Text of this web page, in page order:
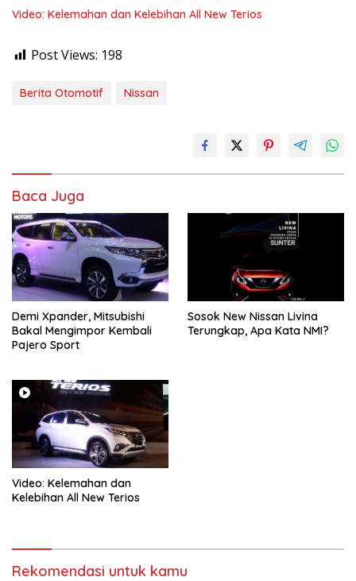
Video: Kelemahan dan Kelebihan All New Terios
Post Views: 198
Berita Otomotif Nissan
Baca Juga
Demi Xpander, Mitsubishi
Bakal Mengimpor Kembali
Pajero Sport
Sosok New Nissan Livina
Terungkap, Apa Kata NMI?
Video: Kelemahan dan
Kelebihan All New Terios
Rekomendasi untuk kamu